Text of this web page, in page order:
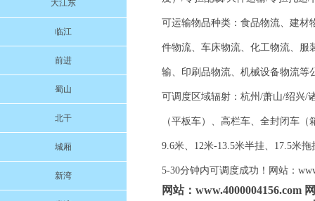
大江东
临江
前进
蜀山
北干
城厢
新湾
可运输物品种类：食品物流、建材
件物流、车床物流、化工物流、服
输、印刷品物流、机械设备物流等
可调度区域辐射：杭州/萧山/绍兴/
（平板车）、高栏车、全封闭车
9.6米、12米-13.5米半挂、17.5米
5-30分钟内可调度成功！网站：
网站：www.4000004156.com